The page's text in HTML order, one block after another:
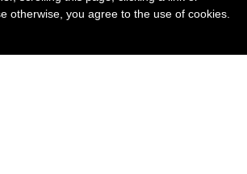
otherwise, you agree to the use of cookies.